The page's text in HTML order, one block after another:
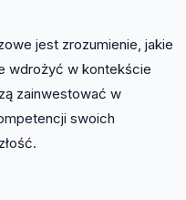
jest zrozumienie, jakie
wdrożyć w kontekście
zainwestować w
swoich